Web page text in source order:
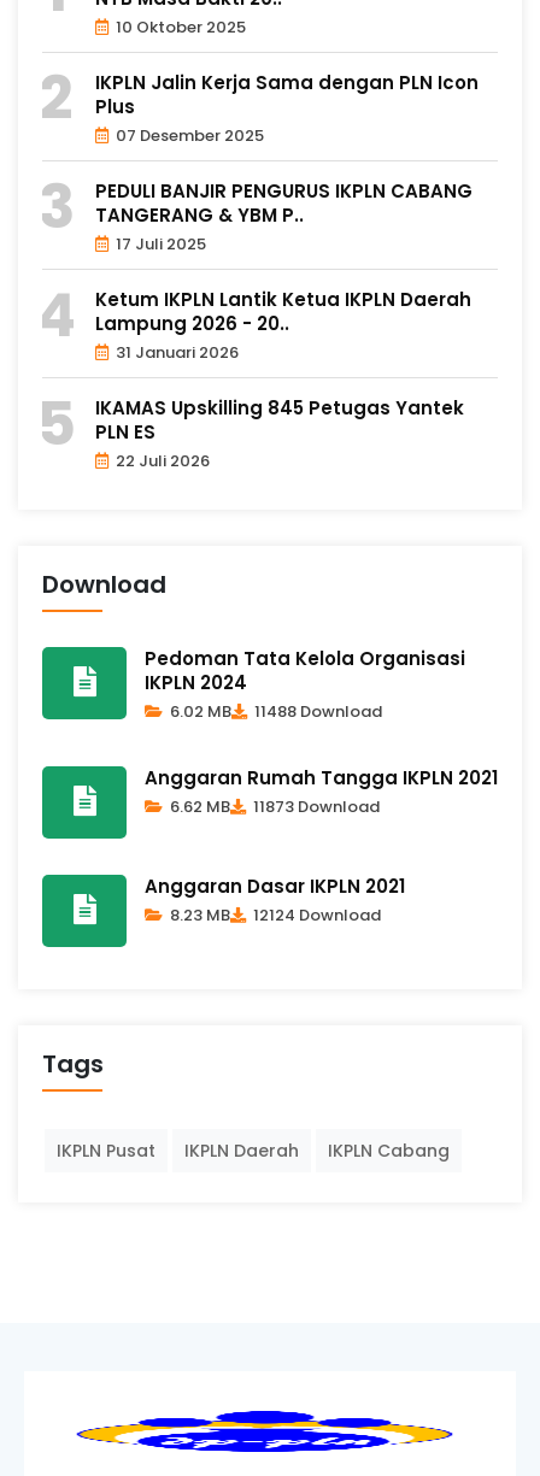
10 Oktober 2025
IKPLN Jalin Kerja Sama dengan PLN Icon
Plus
07 Desember 2025
PEDULI BANJIR PENGURUS IKPLN CABANG
TANGERANG & YBM P..
17 Juli 2025
Ketum IKPLN Lantik Ketua IKPLN Daerah
Lampung 2026 - 20..
31 Januari 2026
IKAMAS Upskilling 845 Petugas Yantek
PLN ES
22 Juli 2026
Download
Pedoman Tata Kelola Organisasi
IKPLN 2024
6.02 MB 11488 Download
Anggaran Rumah Tangga IKPLN 2021
6.62 MB 11873 Download
Anggaran Dasar IKPLN 2021
8.23 MB 12124 Download
Tags
IKPLN Pusat IKPLN Daerah IKPLN Cabang